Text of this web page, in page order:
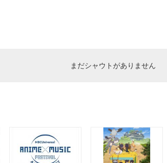
まだシャウトがありません